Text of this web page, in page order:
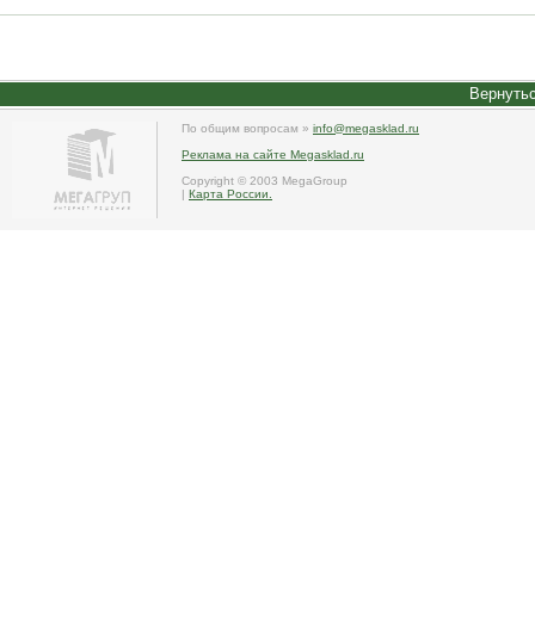
По общим вопросам » info@megasklad.ru
Реклама на сайте Megasklad.ru
Copyright © 2003 MegaGroup
| Карта России.